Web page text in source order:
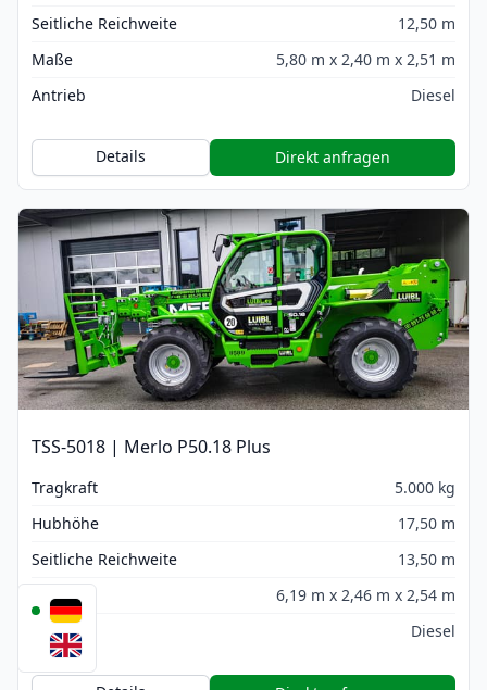
Seitliche Reichweite
12,50 m
Maße
5,80 m x 2,40 m x 2,51 m
Antrieb
Diesel
Details Direkt anfragen
TSS-5018 | Merlo P50.18 Plus
Tragkraft
5.000 kg
Hubhöhe
17,50 m
Seitliche Reichweite
13,50 m
Maße
6,19 m x 2,46 m x 2,54 m
Antrieb
Diesel